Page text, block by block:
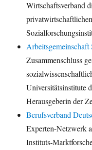
Wirtschaftsverband
Zusammenschluss
Universitätsinstitute
Herausgeberin der
Berufsverband
Experten-Netzwerk
Instituts-